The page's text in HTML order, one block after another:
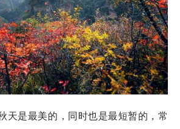
天是最美的，同时也是最短暂的，常